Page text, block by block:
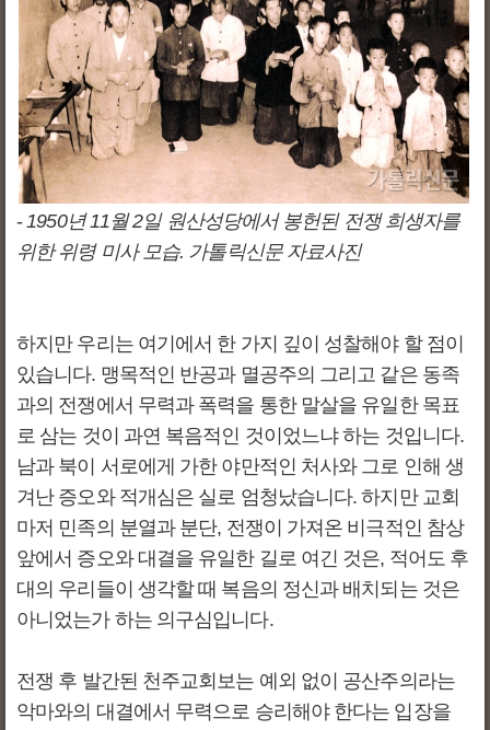
-1950년 11월 2일 원산성당에서 봉헌된 전쟁 희생자를
위한 위령 미사 모습. 가톨릭신문 자료사진
하지만 우리는 여기에서 한 가지 깊이 성찰해야 할 점이
있습니다. 맹목적인 반공과 멸공주의 그리고 같은 동족
과의 전쟁에서 무력과 폭력을 통한 말살을 유일한 목표
로 삼는 것이 과연 복음적인 것이었느냐 하는 것입니다.
남과 북이 서로에게 가한 야만적인 처사와 그로 인해 생
겨난 증오와 적개심은 실로 엄청났습니다. 하지만 교회
마저 민족의 분열과 분단, 전쟁이 가져온 비극적인 참상
앞에서 증오와 대결을 유일한 길로 여긴 것은, 적어도 후
대의 우리들이 생각할 때 복음의 정신과 배치되는 것은
아니었는가 하는 의구심입니다.
전쟁 후 발간된 천주교회보는 예외 없이 공산주의라는
악마와의 대결에서 무력으로 승리해야 한다는 입장을